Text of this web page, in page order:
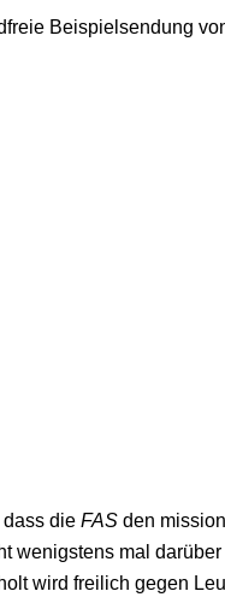
Beispielsendung
dass die FAS den
wenigstens mal
wird freilich gegen